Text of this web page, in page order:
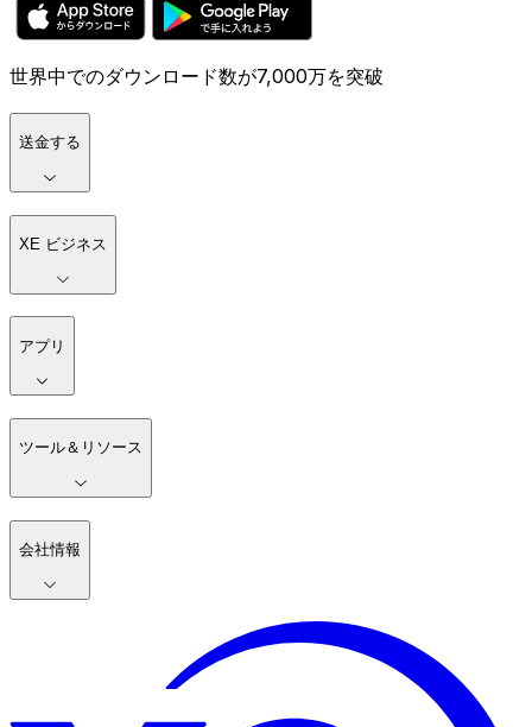
世界中でのダウンロード数が7,000万を突破
送金する
XE ビジネス
アプリ
ツール＆リソース
会社情報